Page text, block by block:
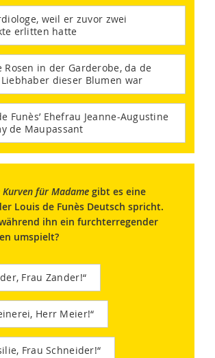
weil er zuvor zwei
erlitten hatte
Rosen in der Garderobe, da de
dieser Blumen war
Funès’ Ehefrau Jeanne-Augustine
de Maupassant
Kurven für Madame gibt es eine
Louis de Funès Deutsch spricht.
ihn ein furchterregender
umspielt?
Frau Zander!“
Herr Meier!“
Frau Schneider!“